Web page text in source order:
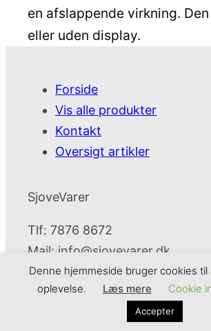
en afslappende virkning.
eller uden display.
Forside
Vis alle produkter
Kontakt
Oversigt artikler
SjoveVarer
Tlf: 7876 8672
Mail: info@sjovevarer.dk
Cookie- og
Denne hjemmeside bruger cookies
oplevelse.
Læs mere Cookie
Accepter